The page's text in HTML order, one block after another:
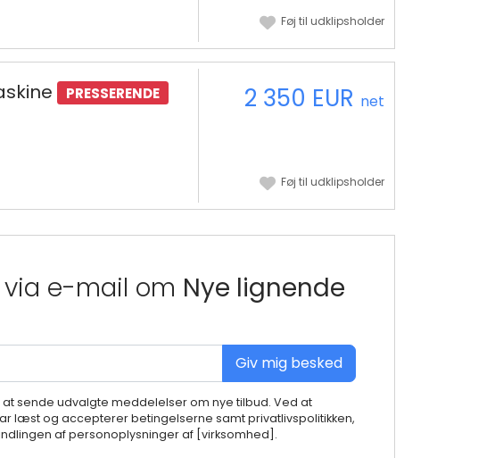
Føj til udklipsholder
PRESSERENDE 2 350 EUR net
Føj til udklipsholder
e-mail om Nye lignende
Giv mig besked
sende udvalgte meddelelser om nye tilbud. Ved at
læst og accepterer betingelserne samt privatlivspolitikken,
af personoplysninger af [virksomhed].